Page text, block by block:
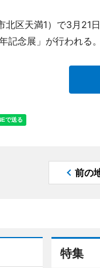
北区天満1）で3月21
記念展」が行われる
前の
特集